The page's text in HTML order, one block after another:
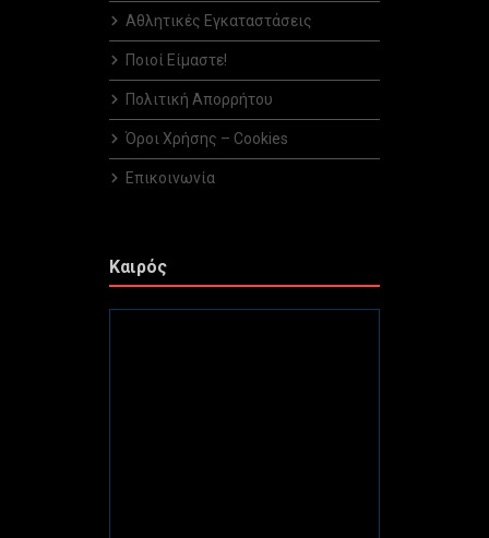
Αθλητικές Εγκαταστάσεις
Ποιοί Είμαστε!
Πολιτική Απορρήτου
Όροι Χρήσης – Cookies
Επικοινωνία
Καιρός